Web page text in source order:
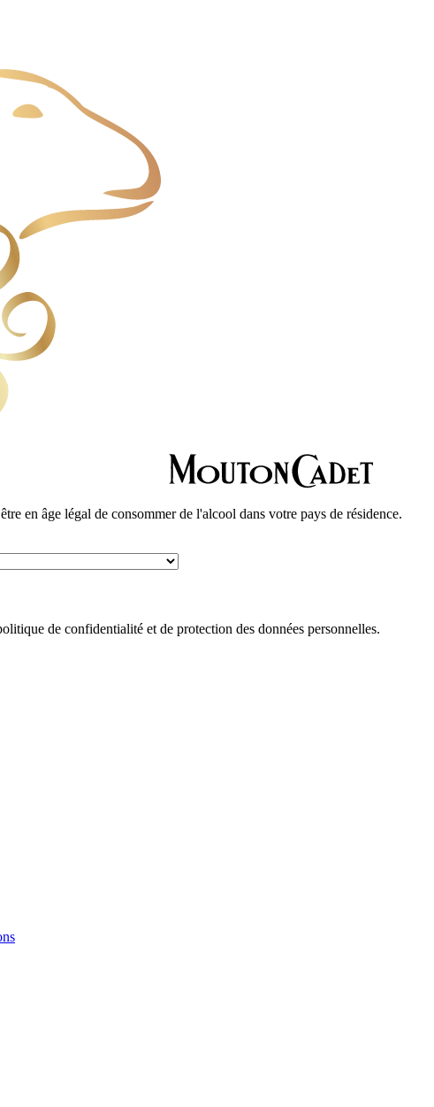
en âge légal de consommer de l'alcool dans votre pays de résidence.
de confidentialité et de protection des données personnelles.